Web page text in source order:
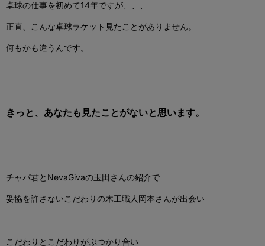
卓球の仕事を初めて14年ですが、、、
正直、 こんな卓球ラケット見たことがありません。
何もかも違うんです。
きっと、あなたも見たことがないと思います。
チャパ君と NevaGivaの玉田さんの紹介で
妥協を許さないこだわりの木工職人岡本さんが出会い
こだわりとこだわりがぶつかり合い